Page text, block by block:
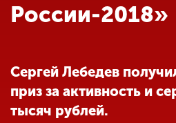
Другие виды
деятельности
России-2018»
Сергей Лебедев
приз за активность и
тысяч рублей.